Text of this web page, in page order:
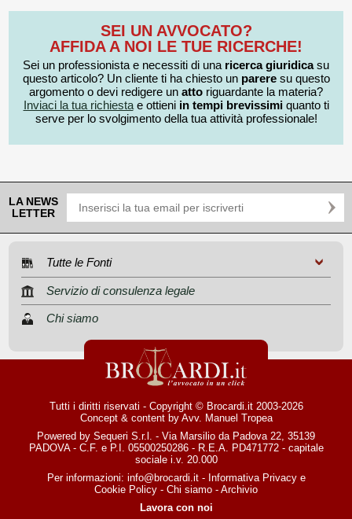
SEI UN AVVOCATO?
AFFIDA A NOI LE TUE RICERCHE!
Sei un professionista e necessiti di una ricerca giuridicasu
questo articolo? Un cliente ti ha chiesto un pareresu questo
argomento o devi redigere un atto riguardante la materia?
Inviaci la tua richiestae ottieni in tempi brevissimiquanto ti
serve per lo svolgimento della tua attività professionale!
LA NEWS
LETTER
Tutte le Fonti
Servizio di consulenza legale
Chi siamo
Tutti i diritti riservati - Copyright © Brocardi.it 2003-2026
Concept & content by Avv. Manuel Tropea
Powered by Sequeri S.r.l. - Via Marsilio da Padova 22, 35139
PADOVA - C.F. e P.I. 05500250286 - R.E.A. PD471772 - capitale
sociale i.v. 20.000
Per informazioni: info@brocardi.it- Informativa Privacye
Cookie Policy - Chi siamo - Archivio
Lavora con noi